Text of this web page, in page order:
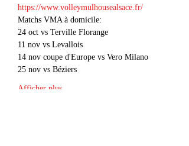
https://www.volleymulhousealsace.fr/
Matchs VMA à domicile:
24 oct vs Terville Florange
11 nov vs Levallois
14 nov coupe d'Europe vs Vero Milano
25 nov vs Béziers
Afficher plus